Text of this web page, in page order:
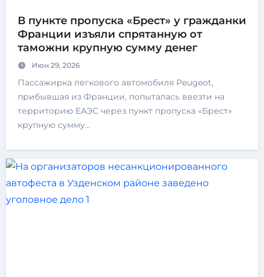
В пункте пропуска «Брест» у гражданки
Франции изъяли спрятанную от
таможни крупную сумму денег
Июн 29, 2026
Пассажирка легкового автомобиля Peugeot,
прибывшая из Франции, попыталась ввезти на
территорию ЕАЭС через пункт пропуска «Брест»
крупную сумму…